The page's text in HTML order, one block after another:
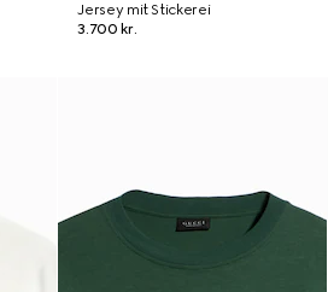
Jersey mit Stickerei
3.700 kr.